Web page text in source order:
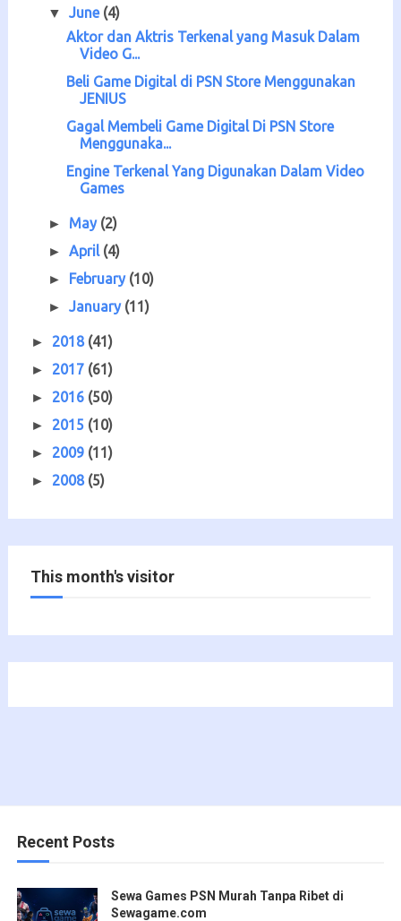
▼June (4)
Aktor dan Aktris Terkenal yang Masuk Dalam
Video G...
Beli Game Digital di PSN Store Menggunakan
JENIUS
Gagal Membeli Game Digital Di PSN Store
Menggunaka...
Engine Terkenal Yang Digunakan Dalam Video
Games
► May (2)
►April (4)
► February (10)
►January (11)
► 2018 (41)
► 2017 (61)
► 2016 (50)
► 2015 (10)
► 2009 (11)
► 2008 (5)
This month's visitor
Recent Posts
Sewa Games PSN Murah Tanpa Ribet di
Sewagame.com